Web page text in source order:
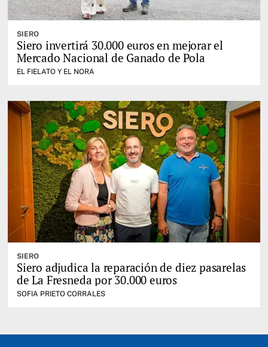
SIERO
Siero invertirá 30.000 euros en mejorar el
Mercado Nacional de Ganado de Pola
EL FIELATO Y EL NORA
SIERO
Siero adjudica la reparación de diez pasarelas
de La Fresneda por 30.000 euros
SOFIA PRIETO CORRALES